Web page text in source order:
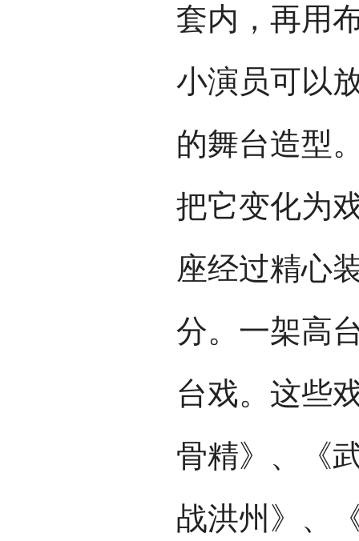
套内，再用
小演员可以
的舞台造型
把它变化为
座经过精心
分。一架高
台戏。这些
骨精》、《
战洪州》、